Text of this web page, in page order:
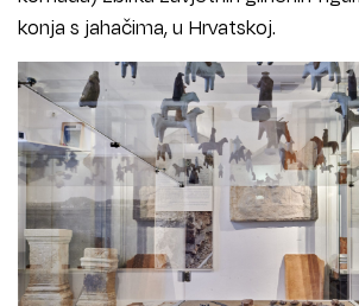
konja s jahačima, u Hrvatskoj.